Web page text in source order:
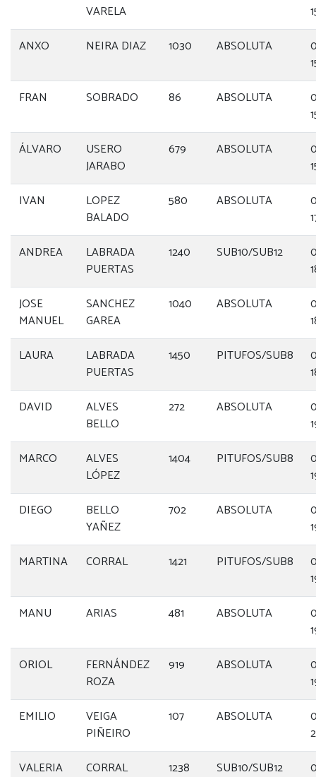
VARELA
ANXO
NEIRA DIAZ 1030 ABSOLUTA
FRAN
SOBRADO 86 ABSOLUTA
ÁLVARO
USERO
JARABO
679 ABSOLUTA
IVAN
LOPEZ
BALADO
580 ABSOLUTA
ANDREA
LABRADA
PUERTAS
1240 SUB10/SUB12
JOSE
MANUEL
SANCHEZ
GAREA
1040 ABSOLUTA
LAURA
LABRADA
PUERTAS
1450 PITUFOS/SUB8
DAVID
ALVES
BELLO
272 ABSOLUTA
MARCO
ALVES
LÓPEZ
1404 PITUFOS/SUB8
DIEGO
BELLO
YAÑEZ
702 ABSOLUTA
MARTINA
CORRAL 1421 PITUFOS/SUB8
MANU
ARIAS 481 ABSOLUTA
ORIOL
FERNÁNDEZ
ROZA
919 ABSOLUTA
EMILIO
VEIGA
PIÑEIRO
107 ABSOLUTA
VALERIA
CORRAL
1238 SUB10/SUB12